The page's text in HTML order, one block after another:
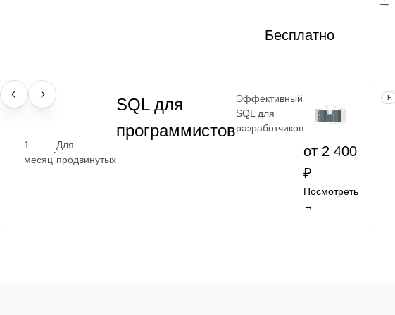
Бесплатно
НАВЫК
1
месяц
·
Для
продвинутых
SQL для
программистов
Эффективный
SQL для
разработчиков
от 2 400
₽
Посмотреть
→